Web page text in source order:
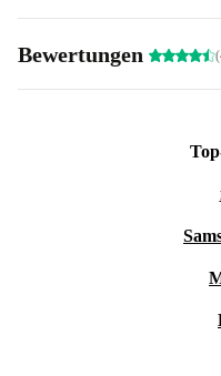
Bewertungen